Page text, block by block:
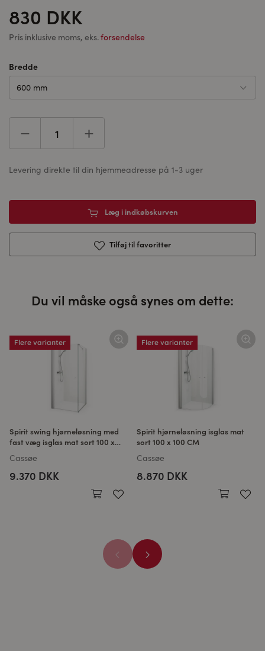
830 DKK
Pris inklusive moms, eks.forsendelse
Bredde
600 mm
Levering direkte til din hjemmeadresse på 1-3 uger
Læg i indkøbskurven
Tilføj til favoritter
Du vil måske også synes om dette:
Flere varianter
Spirit swing hjørneløsning med
fast væg isglas mat sort 100 x
100 CM
Cassøe
9.370 DKK
Flere varianter
Spirit hjørneløsning isglas mat
sort 100 x 100 CM
Cassøe
8.870 DKK